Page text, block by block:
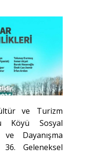
ve Turizm
Köyü Sosyal
ve Dayanışma
Geleneksel